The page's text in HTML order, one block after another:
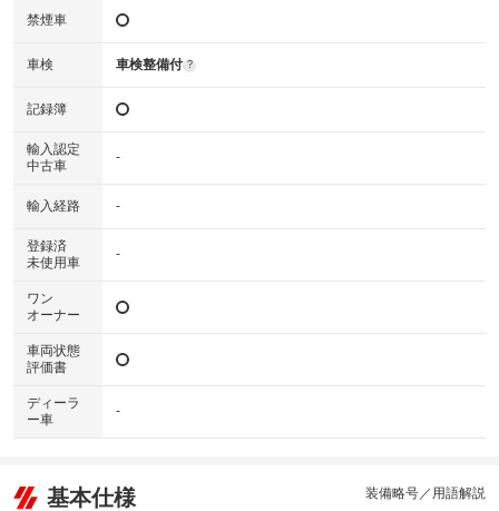
禁煙車
車検 車検整備付 ?
記録簿
輸入認定
中古車
-
輸入経路 -
登録済
未使用車
-
ワン
オーナー
車両状態
評価書
ディーラ
ー車
-
基本仕様 装備略号／用語解説